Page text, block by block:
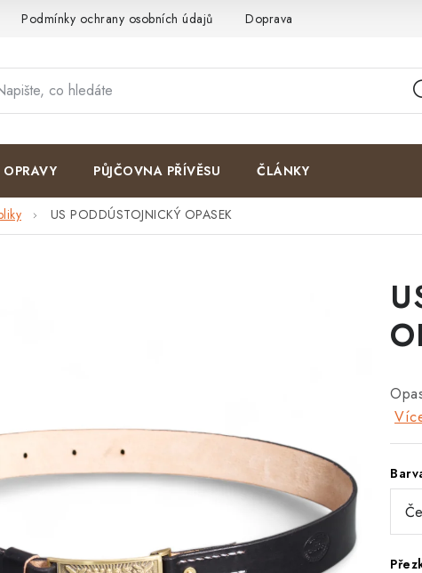
Podmínky ochrany osobních údajů Doprava a platby
OPRAVY PŮJČOVNA PŘÍVĚSU ČLÁNKY
US PODDÚSTOJNICKÝ OPASEK